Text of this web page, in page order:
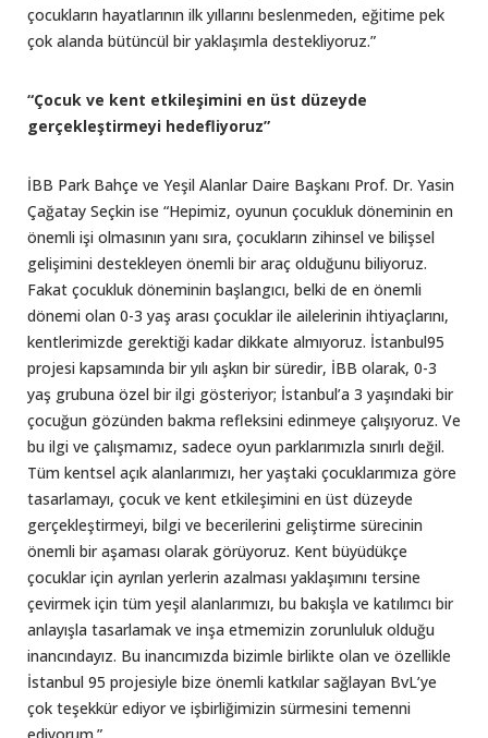
çocukların hayatlarının ilk yıllarını beslenmeden, eğitime pek
çok alanda bütüncül bir yaklaşımla destekliyoruz.”
“Çocuk ve kent etkileşimini en üst düzeyde
gerçekleştirmeyi hedefliyoruz”
İBB Park Bahçe ve Yeşil Alanlar Daire Başkanı Prof. Dr. Yasin
Çağatay Seçkin ise “Hepimiz, oyunun çocukluk döneminin en
önemli işi olmasının yanı sıra, çocukların zihinsel ve bilişsel
gelişimini destekleyen önemli bir araç olduğunu biliyoruz.
Fakat çocukluk döneminin başlangıcı, belki de en önemli
dönemi olan 0-3 yaş arası çocuklar ile ailelerinin ihtiyaçlarını,
kentlerimizde gerektiği kadar dikkate almıyoruz. İstanbul95
projesi kapsamında bir yılı aşkın bir süredir, İBB olarak, 0-3
yaş grubuna özel bir ilgi gösteriyor; İstanbul’a 3 yaşındaki bir
çocuğun gözünden bakma refleksini edinmeye çalışıyoruz. Ve
bu ilgi ve çalışmamız, sadece oyun parklarımızla sınırlı değil.
Tüm kentsel açık alanlarımızı, her yaştaki çocuklarımıza göre
tasarlamayı, çocuk ve kent etkileşimini en üst düzeyde
gerçekleştirmeyi, bilgi ve becerilerini geliştirme sürecinin
önemli bir aşaması olarak görüyoruz. Kent büyüdükçe
çocuklar için ayrılan yerlerin azalması yaklaşımını tersine
çevirmek için tüm yeşil alanlarımızı, bu bakışla ve katılımcı bir
anlayışla tasarlamak ve inşa etmemizin zorunluluk olduğu
inancındayız. Bu inancımızda bizimle birlikte olan ve özellikle
İstanbul 95 projesiyle bize önemli katkılar sağlayan BvL’ye
çok teşekkür ediyor ve işbirliğimizin sürmesini temenni